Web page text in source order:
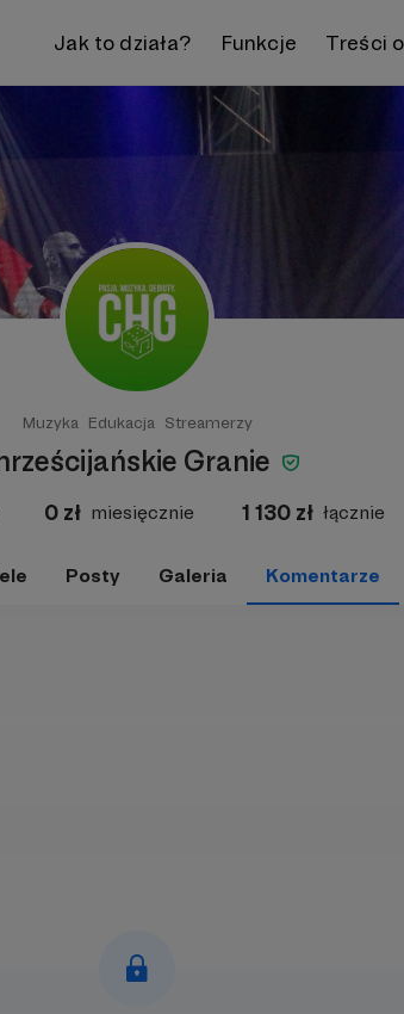
Jak to działa? Funkcje Treści
Muzyka Edukacja Streamerzy
Granie
0 zł miesięcznie 1 130 zł łącznie
Posty Galeria Komentarze